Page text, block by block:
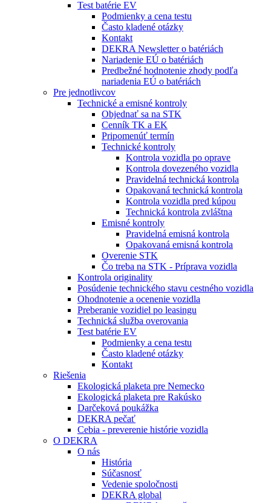
Test batérie EV
Podmienky a cena testu
Často kladené otázky
Kontakt
DEKRA Newsletter o batériách
Nariadenie EÚ o batériách
Predbežné hodnotenie zhody podľa
nariadenia EÚ o batériách
Pre jednotlivcov
Technické a emisné kontroly
Objednať sa na STK
Cenník TK a EK
Pripomenúť termín
Technické kontroly
Kontrola vozidla po oprave
Kontrola dovezeného vozidla
Pravidelná technická kontrola
Opakovaná technická kontrola
Kontrola vozidla pred kúpou
Technická kontrola zvláštna
Emisné kontroly
Pravidelná emisná kontrola
Opakovaná emisná kontrola
Overenie STK
Čo treba na STK - Príprava vozidla
Kontrola originality
Posúdenie technického stavu cestného vozidla
Ohodnotenie a ocenenie vozidla
Preberanie vozidiel po leasingu
Technická služba overovania
Test batérie EV
Podmienky a cena testu
Často kladené otázky
Kontakt
Riešenia
Ekologická plaketa pre Nemecko
Ekologická plaketa pre Rakúsko
Darčeková poukážka
DEKRA pečať
Cebia - preverenie histórie vozidla
O DEKRA
O nás
História
Súčasnosť
Vedenie spoločnosti
DEKRA global